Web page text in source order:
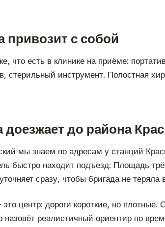
привозит с собой
что есть в клинике на приёме:
стерильный инструмент. Полостная
доезжает до района
мы знаем по адресам у станций
быстро находит подъезд: Площадь
сразу, чтобы бригада не теряла
центр: дороги короткие, но
назовёт реалистичный ориентир по